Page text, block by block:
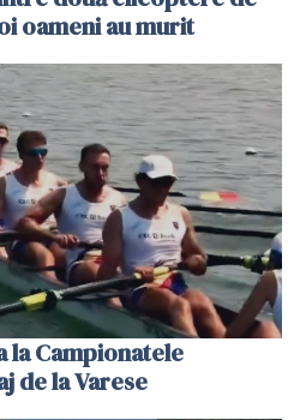
oameni au murit
la Campionatele
de la Varese